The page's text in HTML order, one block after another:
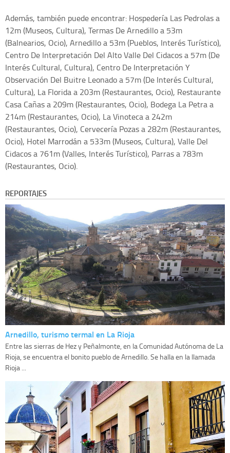
Además, también puede encontrar: Hospedería Las Pedrolas a
12m (Museos, Cultura), Termas De Arnedillo a 53m
(Balnearios, Ocio), Arnedillo a 53m (Pueblos, Interés Turístico),
Centro De Interpretación Del Alto Valle Del Cidacos a 57m (De
Interés Cultural, Cultura), Centro De Interpretación Y
Observación Del Buitre Leonado a 57m (De Interés Cultural,
Cultura), La Florida a 203m (Restaurantes, Ocio), Restaurante
Casa Cañas a 209m (Restaurantes, Ocio), Bodega La Petra a
214m (Restaurantes, Ocio), La Vinoteca a 242m
(Restaurantes, Ocio), Cervecería Pozas a 282m (Restaurantes,
Ocio), Hotel Marrodán a 533m (Museos, Cultura), Valle Del
Cidacos a 761m (Valles, Interés Turístico), Parras a 783m
(Restaurantes, Ocio).
REPORTAJES
Arnedillo, turismo termal en La Rioja
Entre las sierras de Hez y Peñalmonte, en la Comunidad Autónoma de La
Rioja, se encuentra el bonito pueblo de Arnedillo. Se halla en la llamada
Rioja ...